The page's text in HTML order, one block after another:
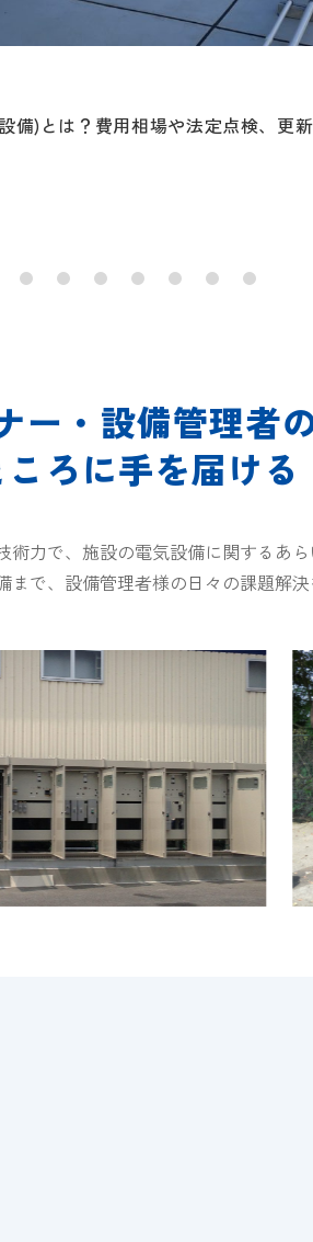
備)とは？費用相場や法定点検、更
ー・設備管理者
ろに手を届ける
力で、施設の電気設備に関するあら
で、設備管理者様の日々の課題解決